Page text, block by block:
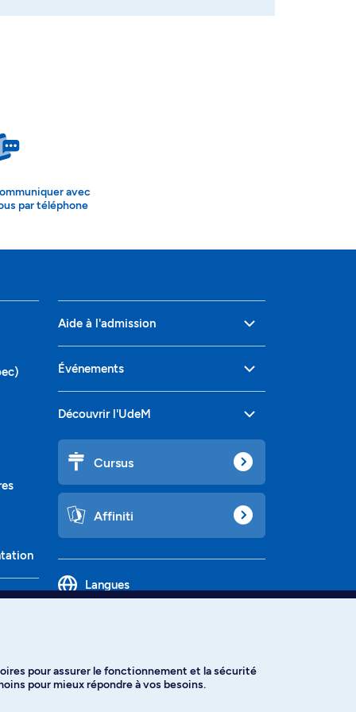
avec
par téléphone
Aide à l'admission
Événements
Découvrir l'UdeM
Cursus
Affiniti
Langues
pour assurer le fonctionnement et la sécurité
pour mieux répondre à vos besoins.